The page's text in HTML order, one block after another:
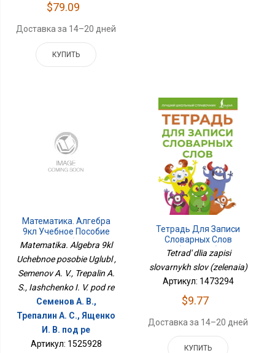
$79.09
Доставка за 14–20 дней
КУПИТЬ
Математика. Алгебра
9кл Учебное Пособие
Углубл
Matematika. Algebra 9kl
Uchebnoe posobie Uglubl ,
Semenov A. V., Trepalin A.
S., Iashchenko I. V. pod re
Семенов А. В.,
Трепалин А. С., Ященко
И. В. под ре
Артикул: 1525928
Тетрадь Для Записи
Словарных Слов
(зеленая)
Tetrad' dlia zapisi
slovarnykh slov (zelenaia)
Артикул: 1473294
$9.77
Доставка за 14–20 дней
КУПИТЬ